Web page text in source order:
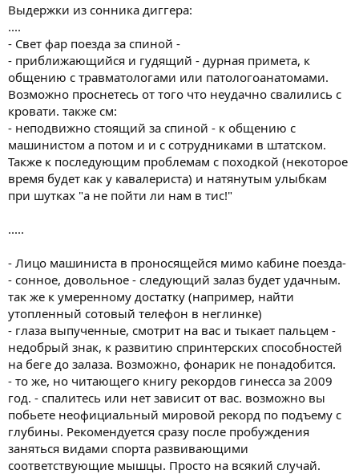
Выдержки из сонника диггера:
....
- Свет фар поезда за спиной -
- приближающийся и гудящий - дурная примета, к
общению с травматологами или патологоанатомами.
Возможно проснетесь от того что неудачно свалились с
кровати. также см:
- неподвижно стоящий за спиной - к общению с
машинистом а потом и и с сотрудниками в штатском.
Также к последующим проблемам с походкой (некоторое
время будет как у кавалериста) и натянутым улыбкам
при шутках "а не пойти ли нам в тис!"
.....
- Лицо машиниста в проносящейся мимо кабине поезда-
- сонное, довольное - следующий залаз будет удачным.
так же к умеренному достатку (например, найти
утопленный сотовый телефон в неглинке)
- глаза выпученные, смотрит на вас и тыкает пальцем -
недобрый знак, к развитию спринтерских способностей
на беге до залаза. Возможно, фонарик не понадобится.
- то же, но читающего книгу рекордов гинесса за 2009
год. - спалитесь или нет зависит от вас. возможно вы
побьете неофициальный мировой рекорд по подъему с
глубины. Рекомендуется сразу после пробуждения
заняться видами спорта развивающими
соответствующие мышцы. Просто на всякий случай.